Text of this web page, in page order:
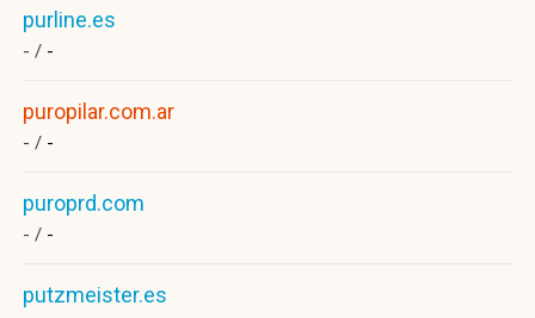
purline.es
- / -
puropilar.com.ar
- / -
puroprd.com
- / -
putzmeister.es